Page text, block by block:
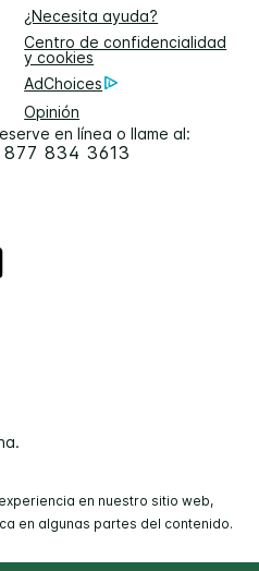
¿Necesita ayuda?
Centro de confidencialidad
y cookies
AdChoices
Opinión
en línea o llame al:
877 834 3613
en nuestro sitio web,
en algunas partes del contenido.